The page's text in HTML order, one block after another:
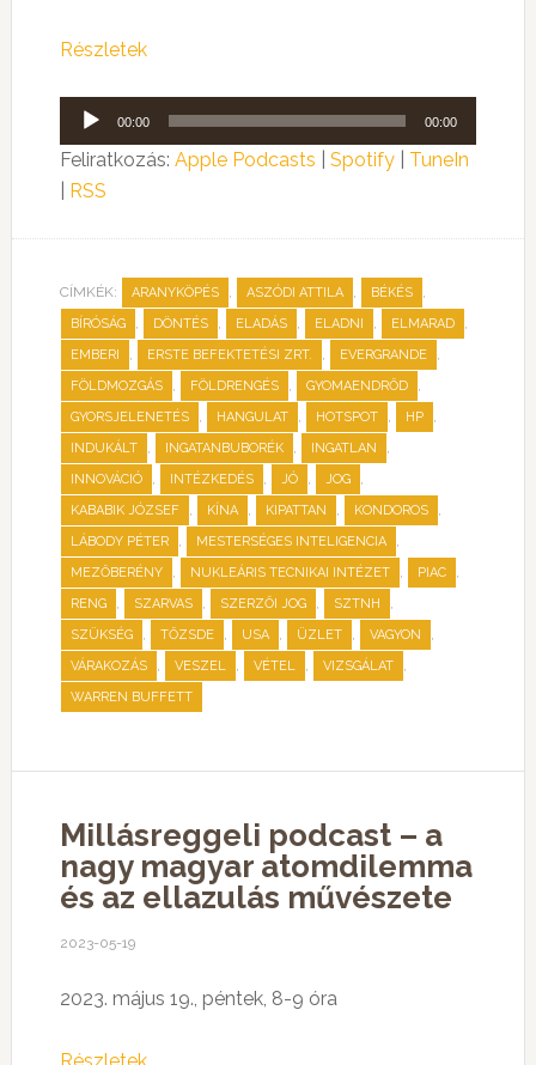
Részletek
Audió
lejátszó
00:00 00:00
Feliratkozás: Apple Podcasts Spotify| TuneIn
RSS
CÍMKÉK: ARANYKÖPÉS , ASZÓDI ATTILA , BÉKÉS ,
BÍRÓSÁG , DÖNTÉS , ELADÁS , ELADNI , ELMARAD ,
EMBERI , ERSTE BEFEKTETÉSI ZRT. , EVERGRANDE ,
FÖLDMOZGÁS , FÖLDRENGÉS , GYOMAENDRŐD ,
GYORSJELENETÉS , HANGULAT , HOTSPOT , HP ,
INDUKÁLT , INGATANBUBORÉK , INGATLAN ,
INNOVÁCIÓ , INTÉZKEDÉS , JÓ , JOG ,
KABABIK JÓZSEF , KÍNA , KIPATTAN , KONDOROS ,
LÁBODY PÉTER , MESTERSÉGES INTELIGENCIA ,
MEZŐBERÉNY , NUKLEÁRIS TECNIKAI INTÉZET , PIAC ,
RENG , SZARVAS , SZERZŐI JOG , SZTNH ,
SZÜKSÉG , TŐZSDE , USA , ÜZLET , VAGYON ,
VÁRAKOZÁS , VESZEL , VÉTEL , VIZSGÁLAT ,
WARREN BUFFETT
Millásreggeli podcast – a
nagy magyar atomdilemma
és az ellazulás művészete
2023-05-19
2023. május 19., péntek, 8-9 óra